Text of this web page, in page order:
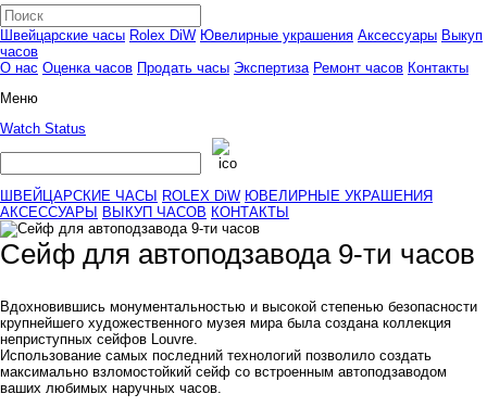
Швейцарские часы Rolex DiW Ювелирные украшения Аксессуары Выкуп
часов
О нас Оценка часов Продать часы Экспертиза Ремонт часов Контакты
Меню
Watch Status
ШВЕЙЦАРСКИЕ ЧАСЫ ROLEX DiW ЮВЕЛИРНЫЕ УКРАШЕНИЯ
АКСЕССУАРЫ
ВЫКУП ЧАСОВ КОНТАКТЫ
Сейф для автоподзавода 9-ти часов
Вдохновившись монументальностью и высокой степенью безопасности
крупнейшего художественного музея мира была создана коллекция
неприступных сейфов Louvre.
Использование самых последний технологий позволило создать
максимально взломостойкий сейф со встроенным автоподзаводом
ваших любимых наручных часов.